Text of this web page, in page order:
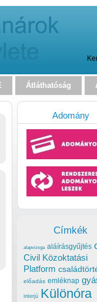
Átláthatóság
Adomány
Címkék
alapvizsga aláírásgyűjtés
Civil Közoktatási
Platform
előadás emléknap
interjú Különóra